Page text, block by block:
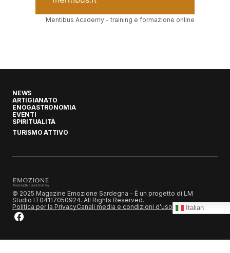
Mentibus Academy - training e formazione online
NEWS
ARTIGIANATO
ENOGASTRONOMIA
EVENTI
SPIRITUALITÀ
TURISMO ATTIVO
© 2025 Magazine Emozione Sardegna - È un progetto di LM
Studio IT04117050924. All Rights Reserved.
Politica per la PrivacyCanali media e condizioni d’uso Italian